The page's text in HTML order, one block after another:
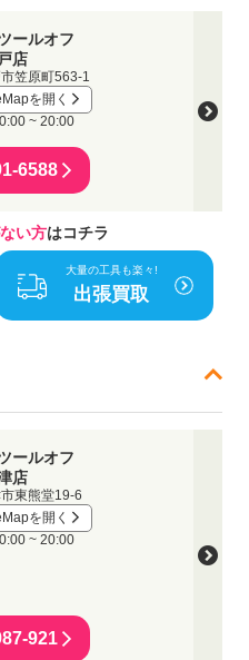
ールオフ
店
笠原町563-1
を開く
~ 20:00
6588
い方はコチラ
大量の工具も楽々!
出張買取
ールオフ
店
東熊堂19-6
を開く
~ 20:00
921